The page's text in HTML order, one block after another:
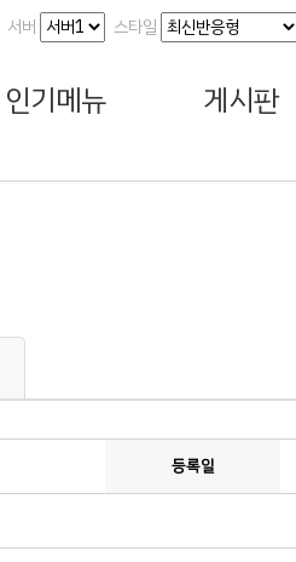
서버 스타일
인기메뉴 게시판
등록일